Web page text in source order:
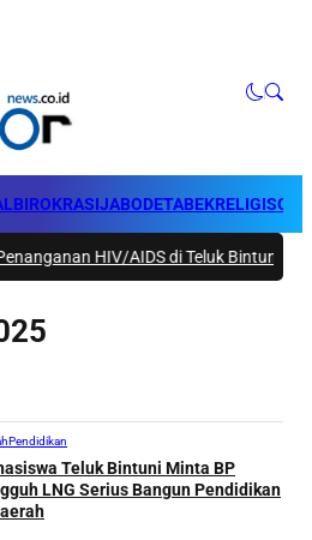
BIROKRASIJABODETABEKRELIGI
HIV/AIDS di Teluk Bintuni|#3 -
Pendidikan
Teluk Bintuni Minta BP
LNG Serius Bangun Pendidikan